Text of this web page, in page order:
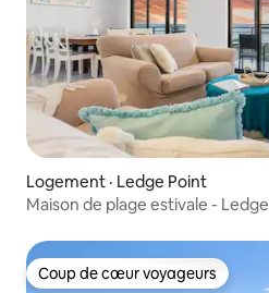
Logement · Ledge Point
Maison de plage estivale -
Coup de cœur voyageurs
Coup de cœur voyageurs